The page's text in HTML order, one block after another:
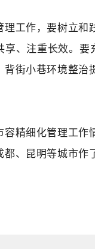
理工作， 要树立和
享、注重长效。要
背街小巷环境整治
容精细化管理工作
都、昆明等城市作